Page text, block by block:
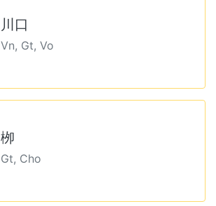
川口
Vn, Gt, Vo
栁
Gt, Cho